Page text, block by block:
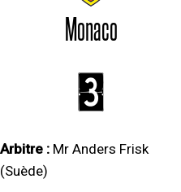
Monaco
3
Arbitre : Mr Anders Frisk
(Suède)